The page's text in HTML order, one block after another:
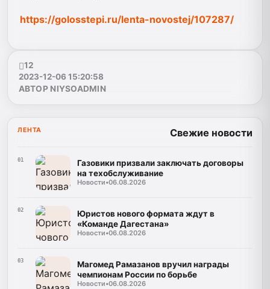
https://golosstepi.ru/lenta-novostej/107287/
12
2023-12-06 15:20:58
АВТОР NIYSOADMIN
ЛЕНТА Свежие новости
01
Газовики призвали заключать договоры
на техобслуживание
Новости•06.08.2026
02
Юристов нового формата ждут в
«Команде Дагестана»
Новости•06.08.2026
03
Магомед Рамазанов вручил награды
чемпионам России по борьбе
Новости•06.08.2026